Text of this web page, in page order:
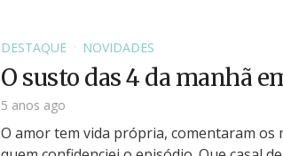
DESTAQUE NOVIDADES
O susto das 4 da manhã
5 anos ago
O amor tem vida própria, comentaram os